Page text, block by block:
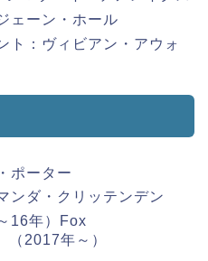
ェーン・ホール
ト：ヴィビアン・アウォ
ポーター
ンダ・クリッテンデン
16年）Fox
2017年～）